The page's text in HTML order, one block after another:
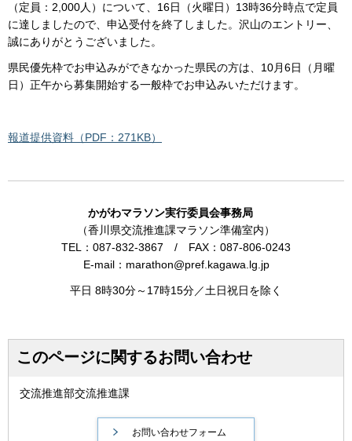
（定員：2,000人）について、16日（火曜日）13時36分時点で定員
に達しましたので、申込受付を終了しました。沢山のエントリー、
誠にありがとうございました。
県民優先枠でお申込みができなかった県民の方は、10月6日（月曜
日）正午から募集開始する一般枠でお申込みいただけます。
報道提供資料（PDF：271KB）
かがわマラソン実行委員会事務局
（香川県交流推進課マラソン準備室内）
TEL：087-832-3867 / FAX：087-806-0243
E-mail：marathon@pref.kagawa.lg.jp
平日 8時30分～17時15分／土日祝日を除く
このページに関するお問い合わせ
交流推進部交流推進課